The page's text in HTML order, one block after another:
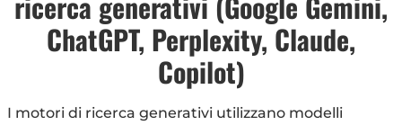
ChatGPT, Perplexity, Claude,
Copilot)
I motori di ricerca generativi utilizzano modelli